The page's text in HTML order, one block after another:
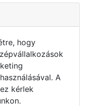
hogy
A
kérlek